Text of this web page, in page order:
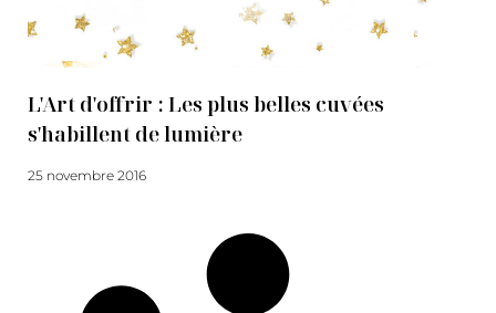
L'Art d'offrir : Les plus belles cuvées
s'habillent de lumière
25 novembre 2016